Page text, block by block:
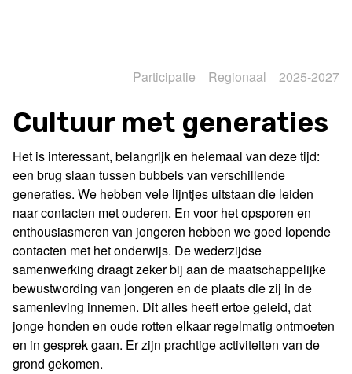
Participatie Regionaal 2025-2027
Cultuur met generaties
Het is interessant, belangrijk en helemaal van deze tijd:
een brug slaan tussen bubbels van verschillende
generaties. We hebben vele lijntjes uitstaan die leiden
naar contacten met ouderen. En voor het opsporen en
enthousiasmeren van jongeren hebben we goed lopende
contacten met het onderwijs. De wederzijdse
samenwerking draagt zeker bij aan de maatschappelijke
bewustwording van jongeren en de plaats die zij in de
samenleving innemen. Dit alles heeft ertoe geleid, dat
jonge honden en oude rotten elkaar regelmatig ontmoeten
en in gesprek gaan. Er zijn prachtige activiteiten van de
grond gekomen.